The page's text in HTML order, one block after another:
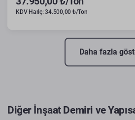
KDV Hariç: 34.500,00 ₺/Ton
Daha fazla
Diğer İnşaat Demiri ve